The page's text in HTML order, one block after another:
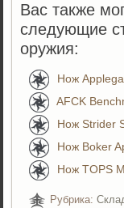
Вас также
следующие
оружия:
Нож
AFCK
Нож Strider
Нож Boker
Нож TOPS
Рубрика: